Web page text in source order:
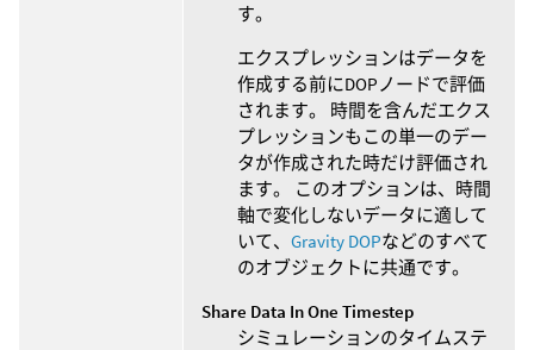
す。
エクスプレッションはデータを
作成する前にDOPノードで評価
されます。 時間を含んだエクス
プレッションもこの単一のデー
タが作成された時だけ評価され
ます。 このオプションは、時間
軸で変化しないデータに適して
いて、 Gravity DOPなどのすべて
のオブジェクトに共通です。
Share Data In One Timestep
シミュレーションのタイムステ